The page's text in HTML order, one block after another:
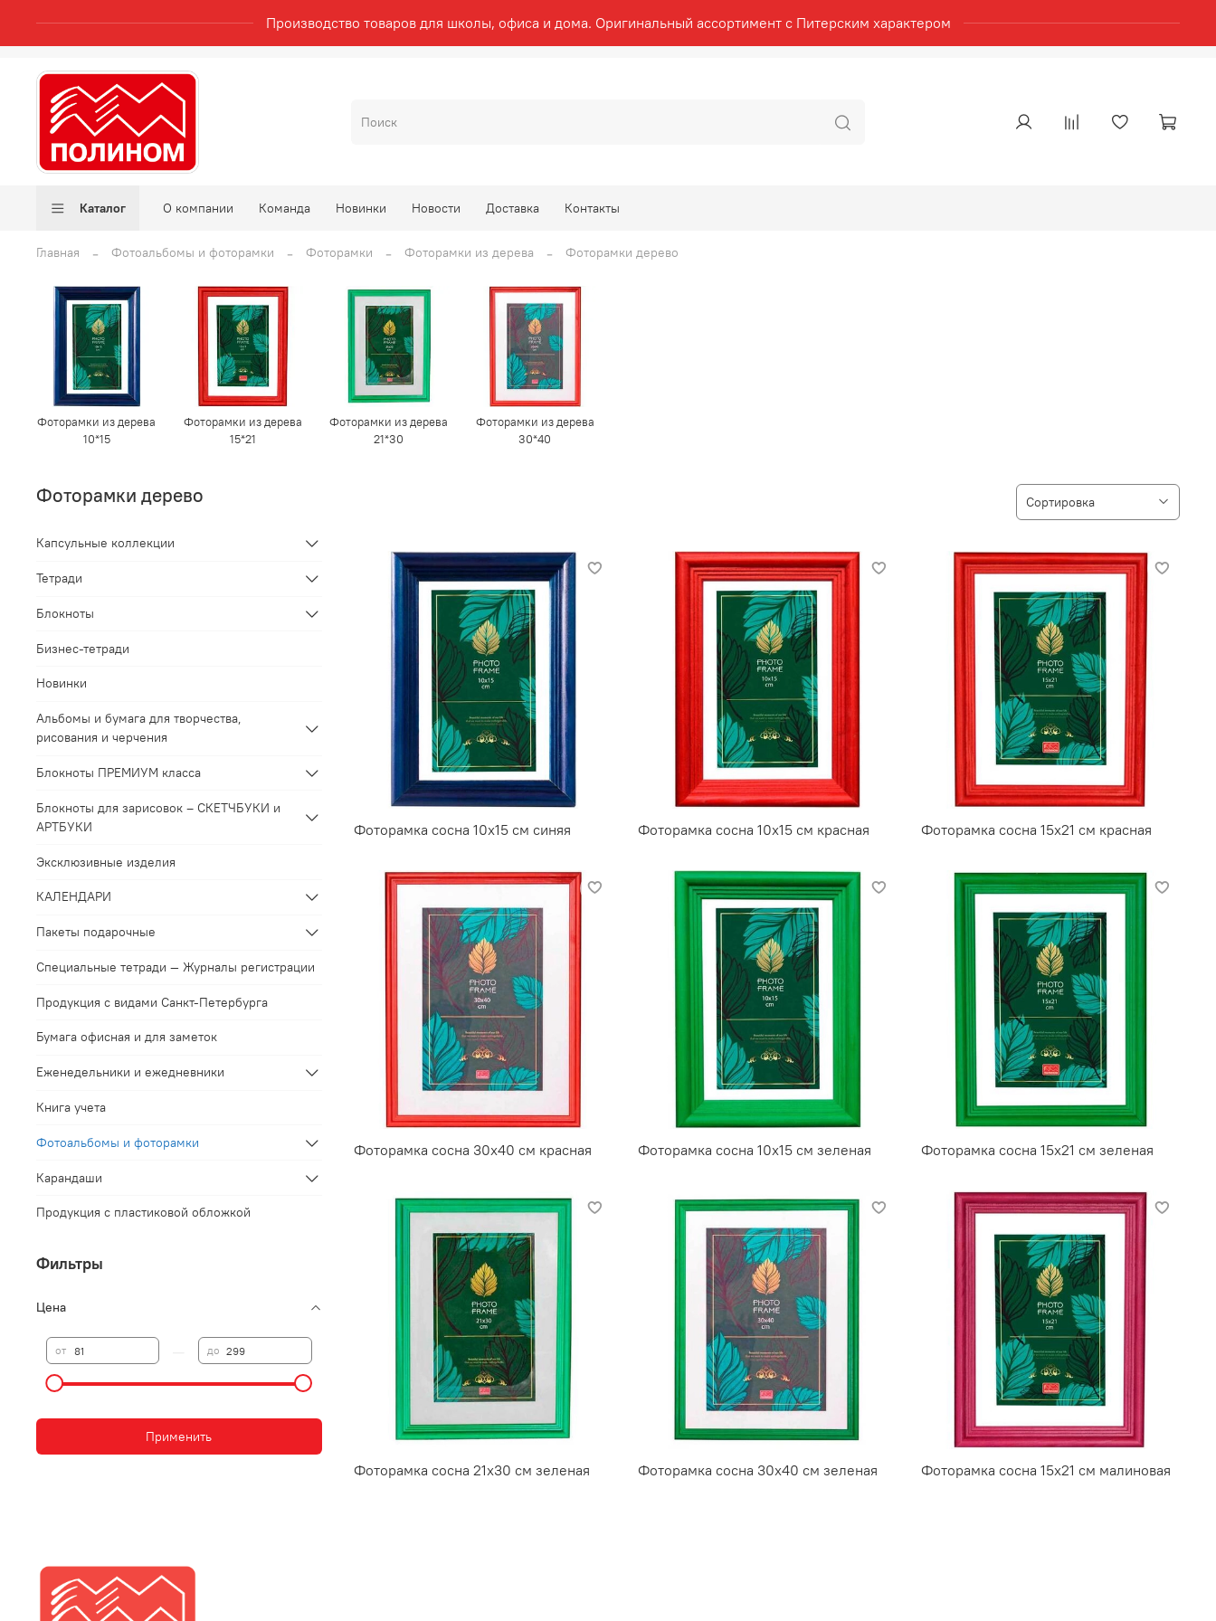
Производство товаров для школы, офиса и дома. Оригинальный ассортимент с Питерским характером
Каталог О компании Команда Новинки Новости Доставка Контакты
Главная Фотоальбомы и фоторамки Фоторамки Фоторамки из дерева Фоторамки дерево
Фоторамки из дерева
10*15
Фоторамки из дерева
15*21
Фоторамки из дерева
21*30
Фоторамки из дерева
30*40
Фоторамки дерево
Фоторамка сосна 10х15 см синяя Фоторамка сосна 10х15 см красная Фоторамка сосна 15х21 см красная
Фоторамка сосна 30х40 см красная Фоторамка сосна 10х15 см зеленая Фоторамка сосна 15х21 см зеленая
Фоторамка сосна 21х30 см зеленая Фоторамка сосна 30х40 см зеленая Фоторамка сосна 15х21 см малиновая
Капсульные коллекции
Тетради
Блокноты
Бизнес-тетради
Новинки
Альбомы и бумага для творчества,
рисования и черчения
Блокноты ПРЕМИУМ класса
Блокноты для зарисовок – СКЕТЧБУКИ и
АРТБУКИ
Эксклюзивные изделия
КАЛЕНДАРИ
Пакеты подарочные
Специальные тетради — Журналы регистрации
Продукция с видами Санкт-Петербурга
Бумага офисная и для заметок
Еженедельники и ежедневники
Книга учета
Фотоальбомы и фоторамки
Карандаши
Продукция с пластиковой обложкой
Фильтры
Цена
от до
Применить